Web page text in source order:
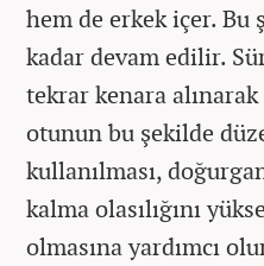
hem de erkek içer.
kadar devam edilir.
tekrar kenara
otunun bu şekilde
kullanılması,
kalma olasılığını
olmasına yardımcı